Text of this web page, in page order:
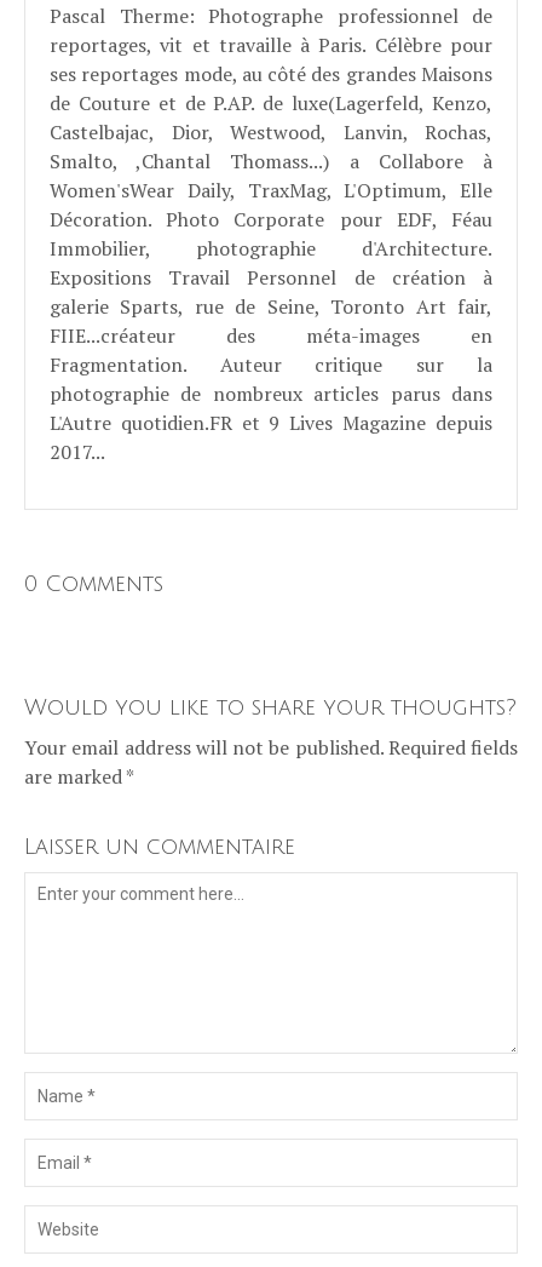
Pascal Therme: Photographe professionnel de
reportages, vit et travaille à Paris. Célèbre pour
ses reportages mode, au côté des grandes Maisons
de Couture et de P.AP. de luxe(Lagerfeld, Kenzo,
Castelbajac, Dior, Westwood, Lanvin, Rochas,
Smalto, ,Chantal Thomass...) a Collabore à
Women'sWear Daily, TraxMag, L'Optimum, Elle
Décoration. Photo Corporate pour EDF, Féau
Immobilier, photographie d'Architecture.
Expositions Travail Personnel de création à
galerie Sparts, rue de Seine, Toronto Art fair,
FIIE...créateur des méta-images en
Fragmentation. Auteur critique sur la
photographie de nombreux articles parus dans
L'Autre quotidien.FR et 9 Lives Magazine depuis
2017...
0 Comments
Would you like to share your thoughts?
Your email address will not be published. Required fields
are marked *
Laisser un commentaire